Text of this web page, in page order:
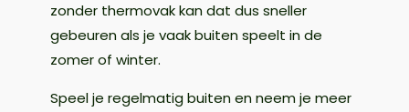
zonder thermovak kan dat dus sneller
gebeuren als je vaak buiten speelt in de
zomer of winter.
Speel je regelmatig buiten en neem je meer